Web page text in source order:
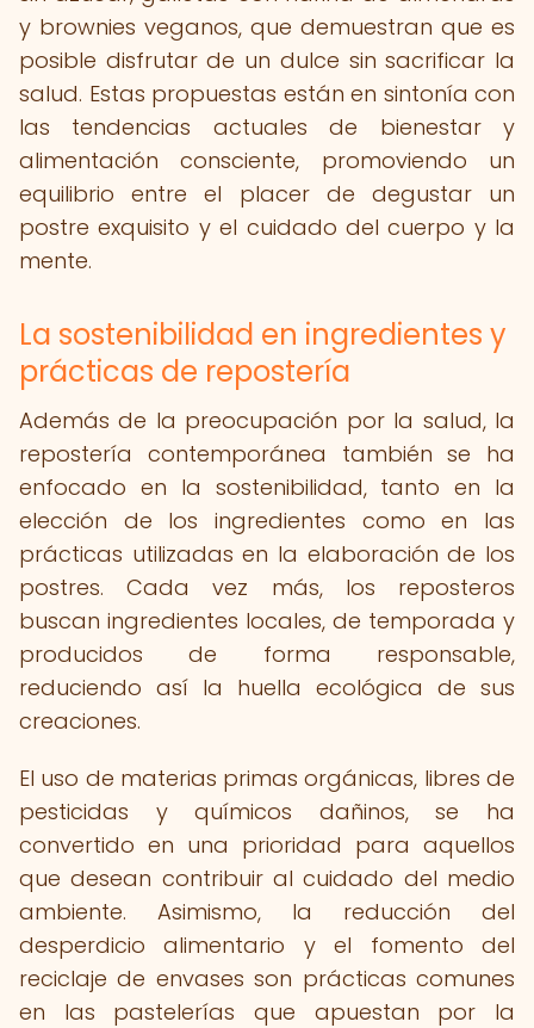
y brownies veganos, que demuestran que es
posible disfrutar de un dulce sin sacrificar la
salud. Estas propuestas están en sintonía con
las tendencias actuales de bienestar y
alimentación consciente, promoviendo un
equilibrio entre el placer de degustar un
postre exquisito y el cuidado del cuerpo y la
mente.
La sostenibilidad en ingredientes y
prácticas de repostería
Además de la preocupación por la salud, la
repostería contemporánea también se ha
enfocado en la sostenibilidad, tanto en la
elección de los ingredientes como en las
prácticas utilizadas en la elaboración de los
postres. Cada vez más, los reposteros
buscan ingredientes locales, de temporada y
producidos de forma responsable,
reduciendo así la huella ecológica de sus
creaciones.
El uso de materias primas orgánicas, libres de
pesticidas y químicos dañinos, se ha
convertido en una prioridad para aquellos
que desean contribuir al cuidado del medio
ambiente. Asimismo, la reducción del
desperdicio alimentario y el fomento del
reciclaje de envases son prácticas comunes
en las pastelerías que apuestan por la